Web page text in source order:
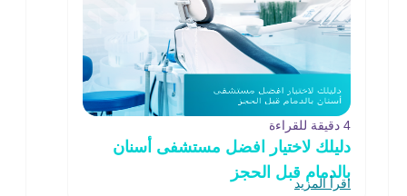
4 دقيقة للقراءة
دليلك لاختيار افضل مستشفى أسنان
بالدمام قبل الحجز
اقرأ المزيد